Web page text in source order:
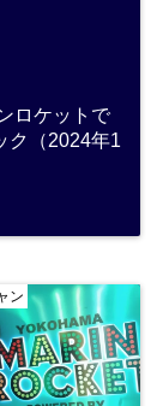
ロケットで
ク（2024年1
ン